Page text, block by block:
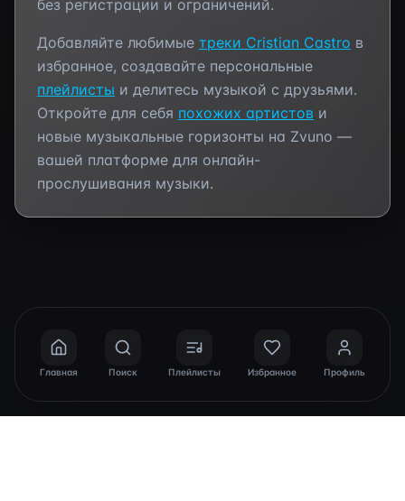
без регистрации и ограничений.
Добавляйте любимые треки Cristian Castro в
избранное, создавайте персональные
плейлисты и делитесь музыкой с друзьями.
Откройте для себя похожих артистов и
новые музыкальные горизонты на Zvuno —
вашей платформе для онлайн-
прослушивания музыки.
Главная Поиск Плейлисты Избранное Профиль